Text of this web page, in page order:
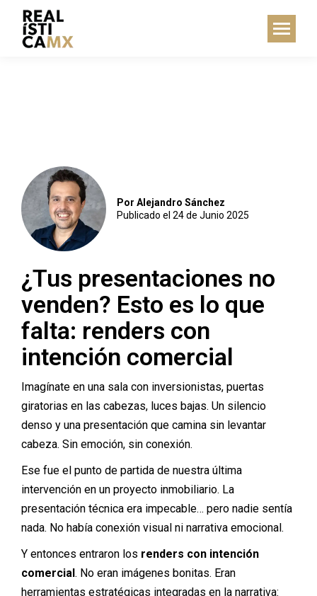
Por Alejandro Sánchez
Publicado el 24 de Junio 2025
¿Tus presentaciones no
venden? Esto es lo que
falta: renders con
intención comercial
Imagínate en una sala con inversionistas, puertas
giratorias en las cabezas, luces bajas. Un silencio
denso y una presentación que camina sin levantar
cabeza. Sin emoción, sin conexión.
Ese fue el punto de partida de nuestra última
intervención en un proyecto inmobiliario. La
presentación técnica era impecable… pero nadie sentía
nada. No había conexión visual ni narrativa emocional.
Y entonces entraron los renders con intención
comercial. No eran imágenes bonitas. Eran
herramientas estratégicas integradas en la narrativa: